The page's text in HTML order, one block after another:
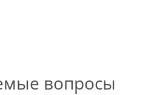
вопросы